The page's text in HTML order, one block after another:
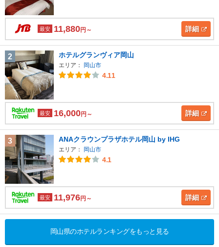
最安 11,880円～ 詳細
2 ホテルグランヴィア岡山
エリア： 岡山市
4.11
最安 16,000円～ 詳細
3 ANAクラウンプラザホテル岡山 by IHG
エリア： 岡山市
4.1
最安 11,976円～ 詳細
岡山県のホテルランキングをもっと見る